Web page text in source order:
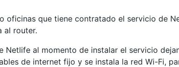
oficinas que tiene contratado el servicio de
al router.
Netlife al momento de instalar el servicio
de internet fijo y se instala la red Wi-Fi,